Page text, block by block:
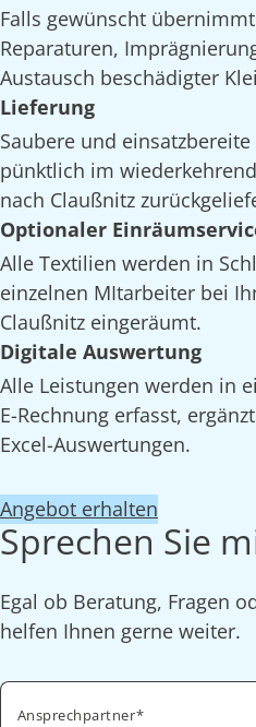
Falls gewünscht
Reparaturen,
Austausch beschädigter
Lieferung
Saubere und
pünktlich im
nach Claußnitz
Optionaler
Alle Textilien werden in
einzelnen MItarbeiter bei
Claußnitz eingeräumt.
Digitale Auswertung
Alle Leistungen werden in
E-Rechnung erfasst,
Excel-Auswertungen.
Angebot erhalten
Sprechen Sie
Egal ob Beratung, Fragen
helfen Ihnen gerne weiter.
Ansprechpartner